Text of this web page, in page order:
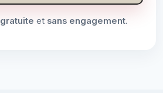
gratuite et sans engagement.